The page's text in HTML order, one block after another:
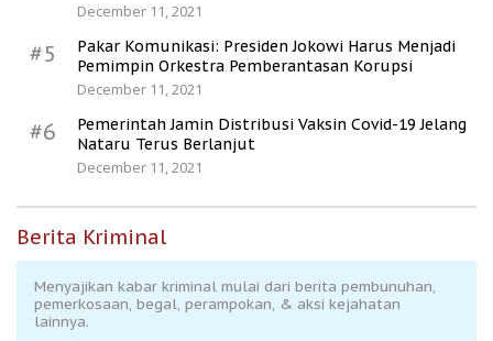
December 11, 2021
#5
Pakar Komunikasi: Presiden Jokowi Harus Menjadi
Pemimpin Orkestra Pemberantasan Korupsi
December 11, 2021
#6
Pemerintah Jamin Distribusi Vaksin Covid-19 Jelang
Nataru Terus Berlanjut
December 11, 2021
Berita Kriminal
Menyajikan kabar kriminal mulai dari berita pembunuhan,
pemerkosaan, begal, perampokan, & aksi kejahatan
lainnya.